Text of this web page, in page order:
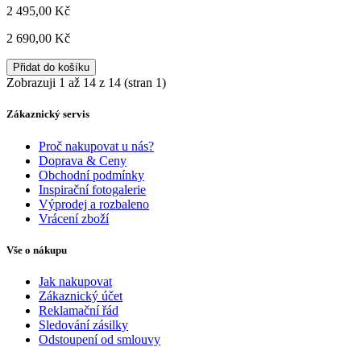
2 495,00 Kč
2 690,00 Kč
Přidat do košíku
Zobrazuji 1 až 14 z 14 (stran 1)
Zákaznický servis
Proč nakupovat u nás?
Doprava & Ceny
Obchodní podmínky
Inspirační fotogalerie
Výprodej a rozbaleno
Vrácení zboží
Vše o nákupu
Jak nakupovat
Zákaznický účet
Reklamační řád
Sledování zásilky
Odstoupení od smlouvy